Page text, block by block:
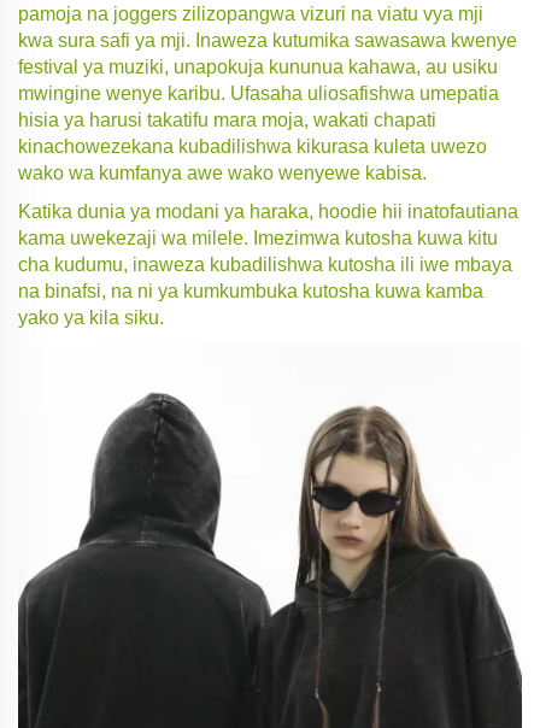
pamoja na joggers zilizopangwa vizuri na viatu vya mji
kwa sura safi ya mji. Inaweza kutumika sawasawa kwenye
festival ya muziki, unapokuja kununua kahawa, au usiku
mwingine wenye karibu. Ufasaha uliosafishwa umepatia
hisia ya harusi takatifu mara moja, wakati chapati
kinachowezekana kubadilishwa kikurasa kuleta uwezo
wako wa kumfanya awe wako wenyewe kabisa.
Katika dunia ya modani ya haraka, hoodie hii inatofautiana
kama uwekezaji wa milele. Imezimwa kutosha kuwa kitu
cha kudumu, inaweza kubadilishwa kutosha ili iwe mbaya
na binafsi, na ni ya kumkumbuka kutosha kuwa kamba
yako ya kila siku.